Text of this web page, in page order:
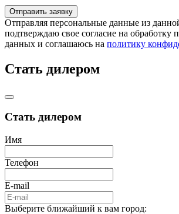
Отправляя персональные данные из
подтверждаю свое согласие на обработку
данных и соглашаюсь на политику
Стать дилером
Стать дилером
Имя
Телефон
E-mail
Выберите ближайший к вам город: